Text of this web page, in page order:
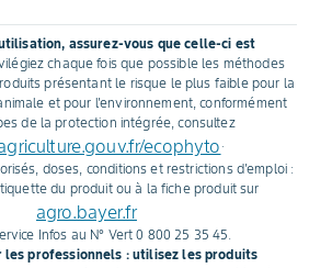
assurez-vous que celle-ci est
chaque fois que possible les méthodes
présentant le risque le plus faible pour la
et pour l'environnement, conformément
de la protection intégrée, consultez
ecophyto .
doses, conditions et restrictions d'emploi :
du produit ou à la fiche produit sur
agro.bayer.fr
Infos au N° Vert 0 800 25 35 45.
les professionnels : utilisez les produits